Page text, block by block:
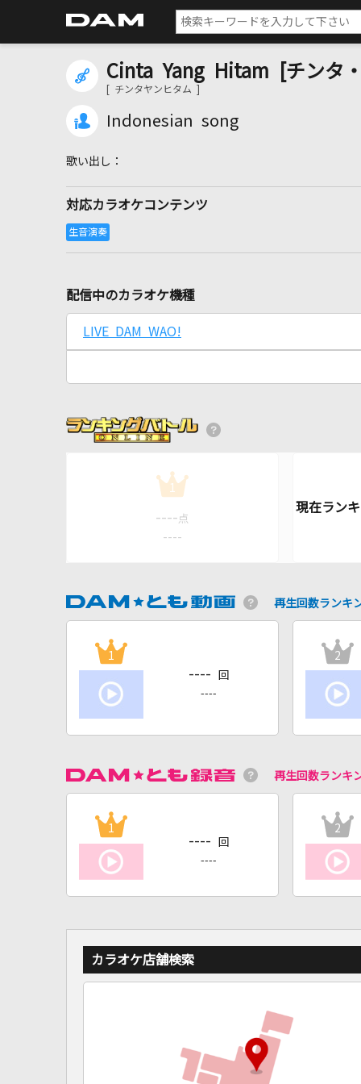
Cinta Yang Hitam [チンタ
[ チンタヤンヒタム ]
Indonesian song
対応カラオケコンテンツ
配信中のカラオケ機種
LIVE DAM WAO!
1
---- 点
----
再生回数ランキ
1
---- 回
----
2
再生回数ランキ
1
---- 回
----
2
カラオケ店舗検索